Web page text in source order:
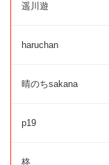
遥川遊
haruchan
晴のちsakana
p19
柊